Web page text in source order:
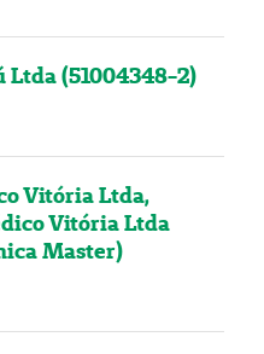
(51004348-2)
Vitória Ltda,
Vitória Ltda
Master)